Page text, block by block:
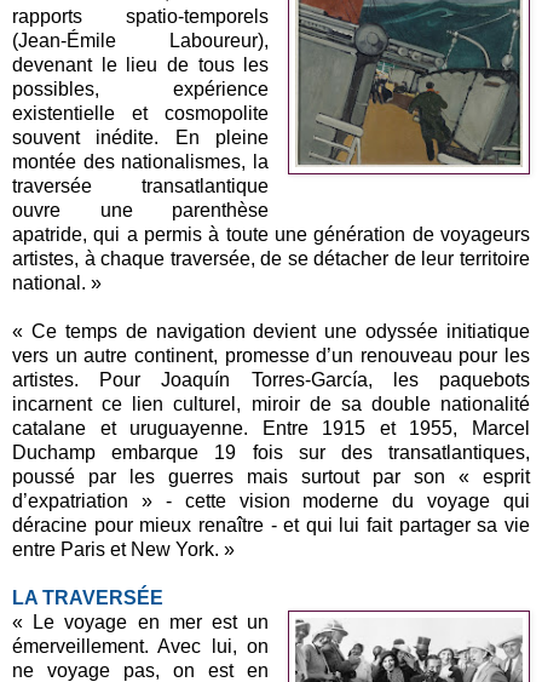
rapports spatio-temporels
(Jean-Émile Laboureur),
devenant le lieu de tous les
possibles, expérience
existentielle et cosmopolite
souvent inédite. En pleine
montée des nationalismes, la
traversée transatlantique
ouvre une parenthèse
apatride, qui a permis à toute une génération de voyageurs
artistes, à chaque traversée, de se détacher de leur territoire
national. »
« Ce temps de navigation devient une odyssée initiatique
vers un autre continent, promesse d’un renouveau pour les
artistes. Pour Joaquín Torres-García, les paquebots
incarnent ce lien culturel, miroir de sa double nationalité
catalane et uruguayenne. Entre 1915 et 1955, Marcel
Duchamp embarque 19 fois sur des transatlantiques,
poussé par les guerres mais surtout par son « esprit
d’expatriation » - cette vision moderne du voyage qui
déracine pour mieux renaître - et qui lui fait partager sa vie
entre Paris et New York. »
LA TRAVERSÉE
« Le voyage en mer est un
émerveillement. Avec lui, on
ne voyage pas, on est en